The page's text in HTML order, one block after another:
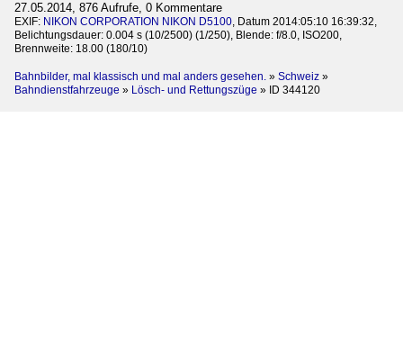
27.05.2014, 876 Aufrufe, 0 Kommentare
EXIF: NIKON CORPORATION NIKON D5100, Datum 2014:05:10 16:39:32,
Belichtungsdauer: 0.004 s (10/2500) (1/250), Blende: f/8.0, ISO200,
Brennweite: 18.00 (180/10)
Bahnbilder, mal klassisch und mal anders gesehen. » Schweiz »
Bahndienstfahrzeuge » Lösch- und Rettungszüge » ID 344120